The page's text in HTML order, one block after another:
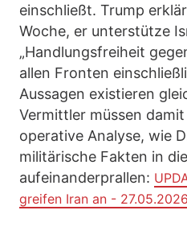
einschließt. Trump
Woche, er unterstütze
„Handlungsfreiheit
allen Fronten
Aussagen existieren
Vermittler müssen
operative Analyse, wie
militärische Fakten in
aufeinanderprallen:
greifen Iran an - 27.05.2026